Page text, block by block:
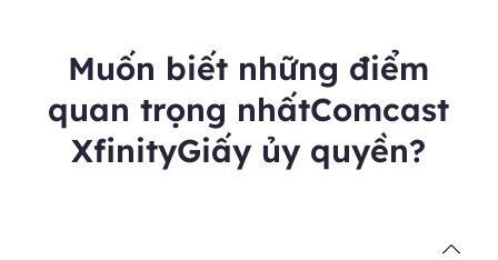
Muốn biết những điểm
quan trọng nhấtComcast
XfinityGiấy ủy quyền?